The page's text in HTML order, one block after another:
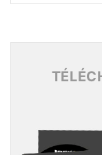
Archives
Archives